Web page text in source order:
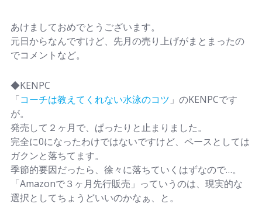
あけましておめでとうございます。
元日からなんですけど、先月の売り上げがまとまったの
でコメントなど。
◆KENPC
「コーチは教えてくれない水泳のコツ 」のKENPCです
が。
発売して２ヶ月で、ぱったりと止まりました。
完全に0になったわけではないですけど、ペースとしては
ガクンと落ちてます。
季節的要因だったら、徐々に落ちていくはずなので…。
「Amazonで３ヶ月先行販売」っていうのは、現実的な
選択としてちょうどいいのかなぁ、と。